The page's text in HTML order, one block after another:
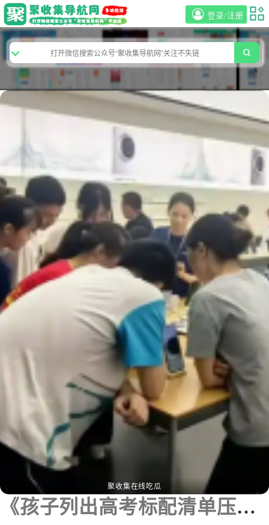
登录/注册
聚收集在线吃瓜
《孩子列出高考标配清单压垮家长》